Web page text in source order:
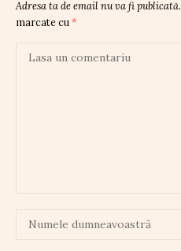
Adresa ta de email nu va fi publicată.
marcate cu *